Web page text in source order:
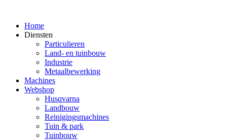
inhoud
Home
Diensten
Particulieren
Land- en tuinbouw
Industrie
Metaalbewerking
Machines
Webshop
Husqvarna
Landbouw
Reinigingsmachines
Tuin & park
Tuinbouw